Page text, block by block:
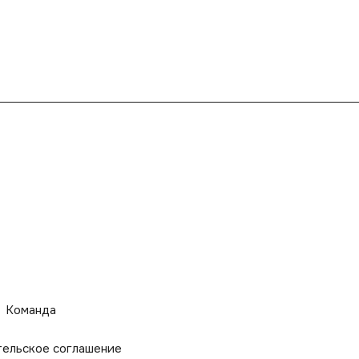
Команда
соглашение